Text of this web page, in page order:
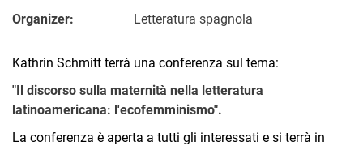
Organizer:
Letteratura spagnola
Kathrin Schmitt terrà una conferenza sul tema:
"Il discorso sulla maternità nella letteratura
latinoamericana: l'ecofemminismo".
La conferenza è aperta a tutti gli interessati e si terrà in